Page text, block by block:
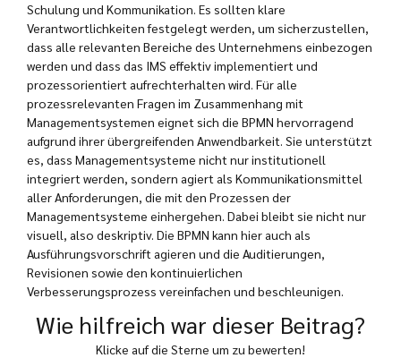
Schulung und Kommunikation. Es sollten klare
Verantwortlichkeiten festgelegt werden, um sicherzustellen,
dass alle relevanten Bereiche des Unternehmens einbezogen
werden und dass das IMS effektiv implementiert und
prozessorientiert aufrechterhalten wird. Für alle
prozessrelevanten Fragen im Zusammenhang mit
Managementsystemen eignet sich die BPMN hervorragend
aufgrund ihrer übergreifenden Anwendbarkeit. Sie unterstützt
es, dass Managementsysteme nicht nur institutionell
integriert werden, sondern agiert als Kommunikationsmittel
aller Anforderungen, die mit den Prozessen der
Managementsysteme einhergehen. Dabei bleibt sie nicht nur
visuell, also deskriptiv. Die BPMN kann hier auch als
Ausführungsvorschrift agieren und die Auditierungen,
Revisionen sowie den kontinuierlichen
Verbesserungsprozess vereinfachen und beschleunigen.
Wie hilfreich war dieser Beitrag?
Klicke auf die Sterne um zu bewerten!